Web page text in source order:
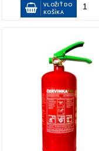
VLOŽIŤ DO
KOŠÍKA